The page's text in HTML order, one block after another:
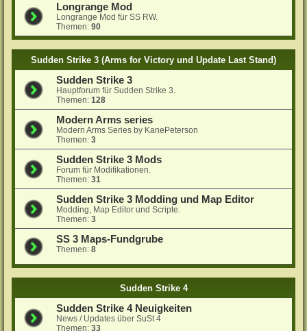
Longrange Mod
Longrange Mod für SS RW.
Themen:90
Sudden Strike 3 (Arms for Victory und Update Last Stand)
Sudden Strike 3
Hauptforum für Sudden Strike 3.
Themen:128
Modern Arms series
Modern Arms Series by KanePeterson
Themen:3
Sudden Strike 3 Mods
Forum für Modifikationen.
Themen:31
Sudden Strike 3 Modding und Map Editor
Modding, Map Editor und Scripte.
Themen:3
SS 3 Maps-Fundgrube
Themen:8
Sudden Strike 4
Sudden Strike 4 Neuigkeiten
News / Updates über SuSt 4
Themen:33